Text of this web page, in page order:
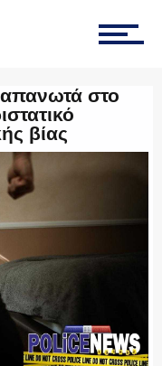
στο
βίας